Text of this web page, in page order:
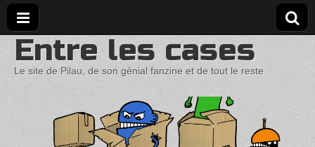
Entre les cases
Le site de Pilau, de son génial fanzine et de tout le reste